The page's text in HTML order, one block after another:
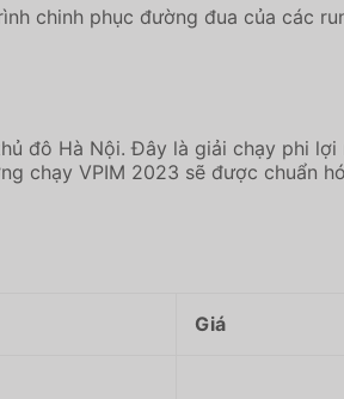
chinh phục đường đua của các
đô Hà Nội. Đây là giải chạy phi lợi
chạy VPIM 2023 sẽ được chuẩn
Giá